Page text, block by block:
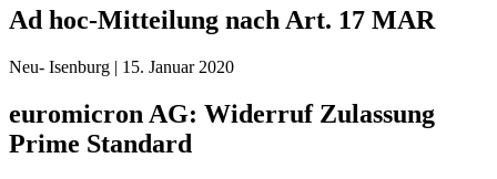
Ad hoc-Mitteilung nach Art. 17 MAR
Neu- Isenburg | 15. Januar 2020
euromicron AG: Widerruf Zulassung
Prime Standard